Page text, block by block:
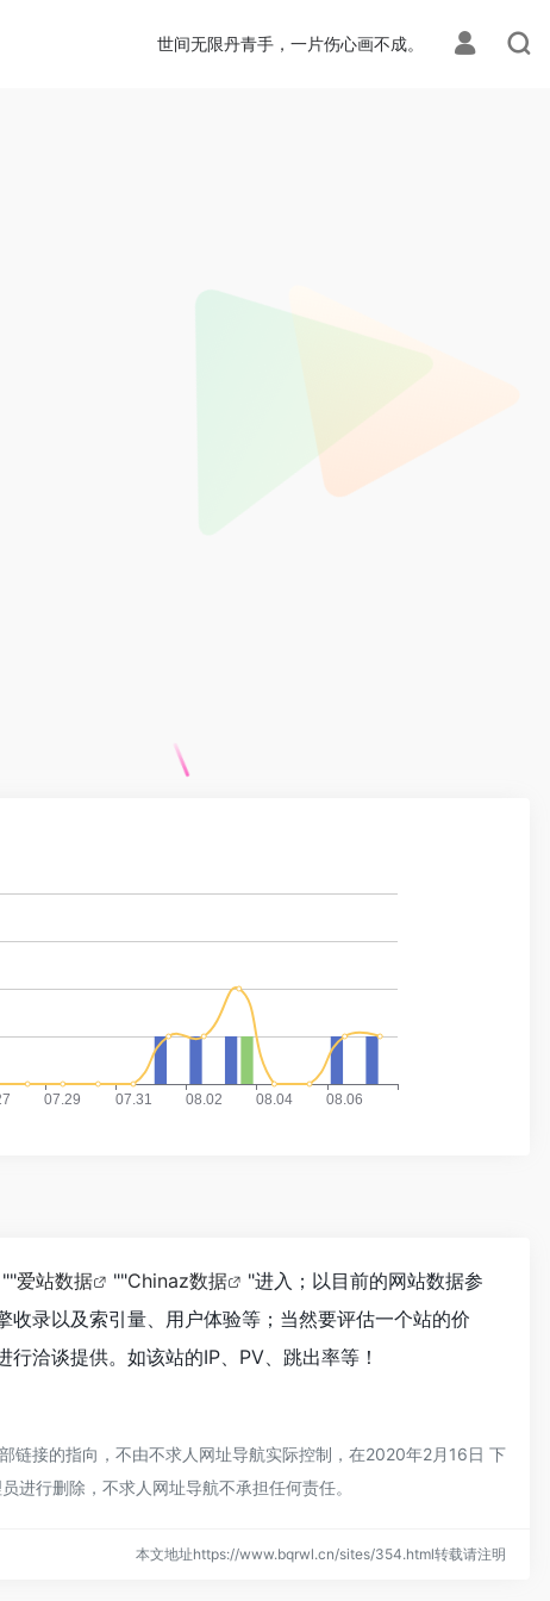
世间无限丹青手，一片伤心画不成。
""爱站数据 ""Chinaz数据
"进入；以目前的网站数据参
录以及索引量、用户体验等；当然要评估一个站的价
洽谈提供。如该站的IP、PV、跳出率等！
链接的指向，不由不求人网址导航实际控制，在2020年2月16日 下
行删除，不求人网址导航不承担任何责任。
本文地址https://www.bqrwl.cn/sites/354.html转载请注明